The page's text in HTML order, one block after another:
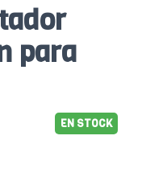
para
EN STOCK